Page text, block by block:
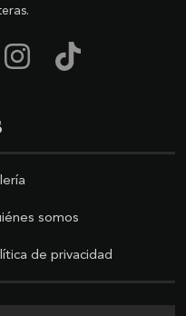
somos
de privacidad